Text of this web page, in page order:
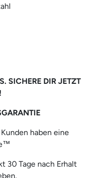
SICHERE DIR JETZT
haben eine
30 Tage nach Erhalt